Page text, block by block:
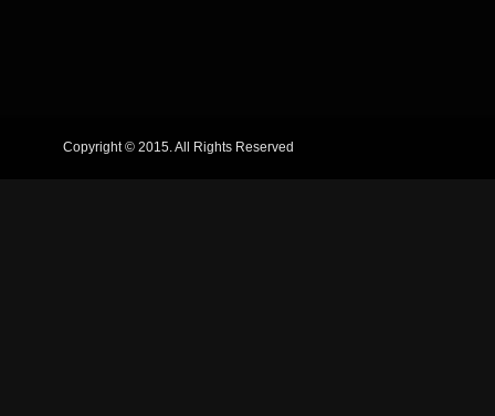
Copyright © 2015. All Rights Reserved